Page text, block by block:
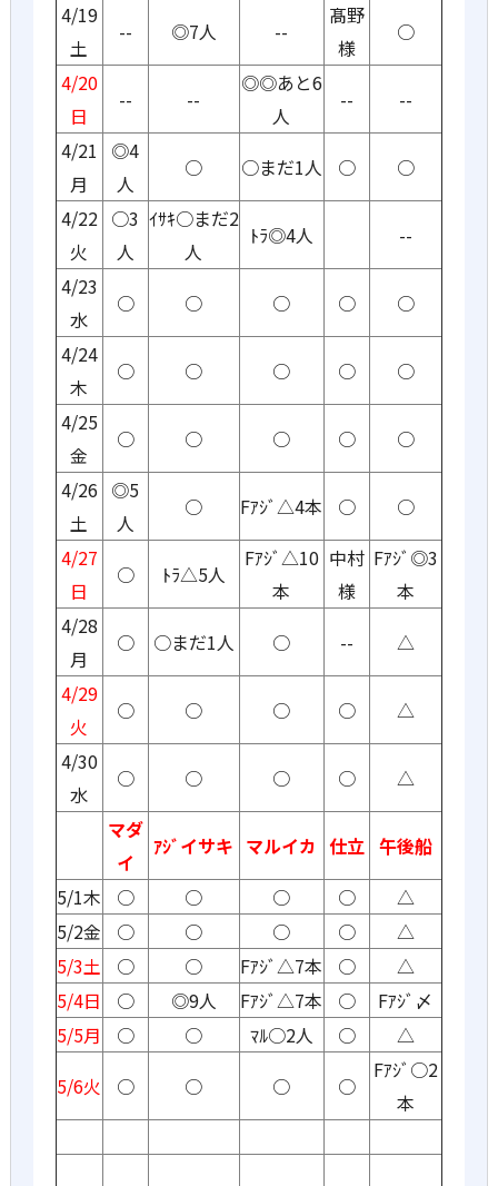
4/19
土
-- ◎7人 --
髙野
様
○
4/20
日
-- --
◎◎あと6
人
--
--
4/21
月
◎4
人
○ ○まだ1人 ○
○
4/22
火
○3
人
ｲｻｷ○まだ2
人
ﾄﾗ◎4人
--
4/23
水
○ ○ ○ ○
○
4/24
木
○ ○ ○ ○
○
4/25
金
○ ○ ○ ○
○
4/26
土
◎5
人
○ Fｱｼﾞ△4本 ○
○
4/27
日
○ ﾄﾗ△5人
Fｱｼﾞ△10
本
中村
様
Fｱｼﾞ◎3
本
4/28
月
○ ○まだ1人 ○ --
△
4/29
火
○ ○ ○ ○
△
4/30
水
○ ○ ○ ○
△
マダ
イ
ｱｼﾞイサキ マルイカ 仕立 午後船
5/1木
○ ○ ○ ○
△
5/2金
○ ○ ○ ○
△
5/3土
○ ○ Fｱｼﾞ△7本 ○
△
5/4日
○ ◎9人 Fｱｼﾞ△7本 ○
Fｱｼﾞ〆
5/5月
○ ○ ﾏﾙ○2人 ○
△
5/6火
○ ○ ○ ○
Fｱｼﾞ○2
本